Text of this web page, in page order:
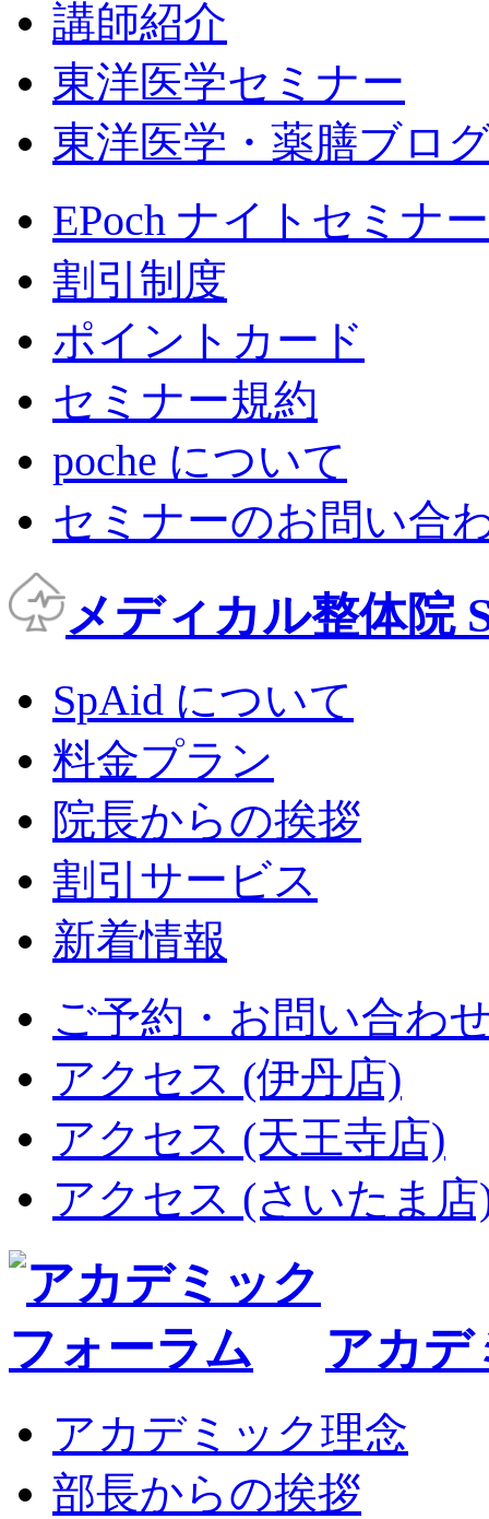
講師紹介
東洋医学セミナー
東洋医学・薬膳ブロ
EPoch ナイトセミナー
割引制度
ポイントカード
セミナー規約
poche について
セミナーのお問い合
メディカル整体院
SpAid について
料金プラン
院長からの挨拶
割引サービス
新着情報
ご予約・お問い合わ
アクセス (伊丹店)
アクセス (天王寺店)
アクセス (さいたま店
アカデ
アカデミック理念
部長からの挨拶